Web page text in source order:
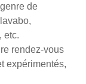
de
etc.
rendez-vous
expérimentés,